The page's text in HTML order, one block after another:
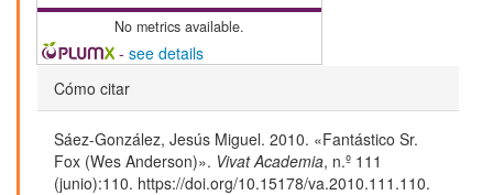
No metrics available.
- see details
Detalles
del
artículo
Cómo citar
Sáez-González, Jesús Miguel. 2010. «Fantástico Sr.
Fox (Wes Anderson)». Vivat Academia, n.º 111
(junio):110. https://doi.org/10.15178/va.2010.111.110.